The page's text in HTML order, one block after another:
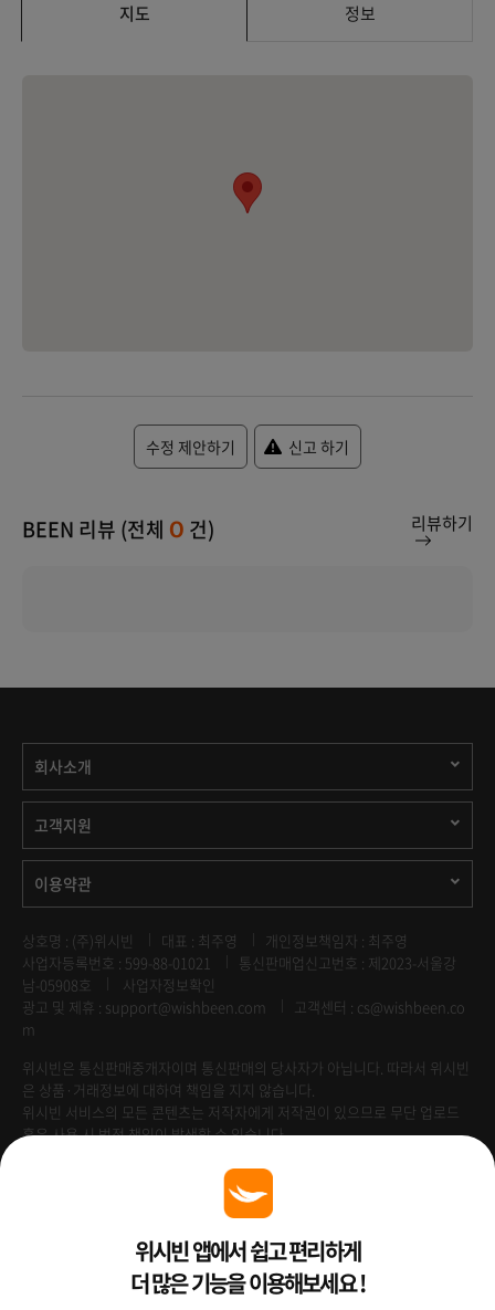
지도 정보
수정 제안하기 신고 하기
BEEN 리뷰 (전체 0 건) 리뷰하기
회사소개
고객지원
이용약관
상호명 : (주)위시빈 대표 : 최주영
개인정보책임자 : 최주영
사업자등록번호 : 599-88-01021
통신판매업신고번호 : 제2023-서울강
남-05908호
사업자정보확인
광고 및 제휴 : support@wishbeen.com
고객센터 : cs@wishbeen.co
m
위시빈은 통신판매중개자이며 통신판매의 당사자가 아닙니다. 따라서 위시빈
은 상품·거래정보에 대하여 책임을 지지 않습니다.
위시빈 서비스의 모든 콘텐츠는 저작자에게 저작권이 있으므로 무단 업로드
혹은 사용 시 법적 책임이 발생할 수 있습니다.
Venture Enterprise위시빈 앱에서 쉽고 편리하게
더 많은 기능을 이용해보세요 !